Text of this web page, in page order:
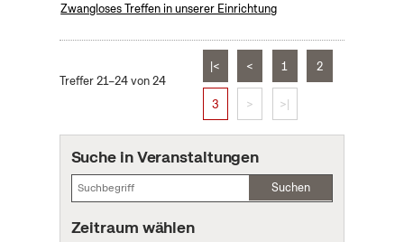
Zwangloses Treffen in unserer Einrichtung
Treffer 21–24 von 24
|< < 1 2
3 > >|
Suche in Veranstaltungen
Suchen
Zeitraum wählen